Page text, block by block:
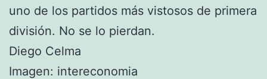
uno de los partidos más vistosos de primera
división. No se lo pierdan.
Diego Celma
Imagen: intereconomia